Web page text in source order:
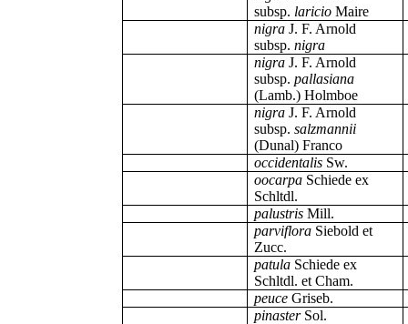
subsp. laricioMaire
nigra J. F. Arnold
subsp. nigra
nigra J. F. Arnold
subsp. pallasiana
(Lamb.) Holmboe
nigra J. F. Arnold
subsp. salzmannii
(Dunal) Franco
occidentalisSw.
oocarpa Schiede ex
Schltdl.
palustrisMill.
parvifloraSiebold et
Zucc.
patulaSchiede ex
Schltdl. et Cham.
peuce Griseb.
pinasterSol.